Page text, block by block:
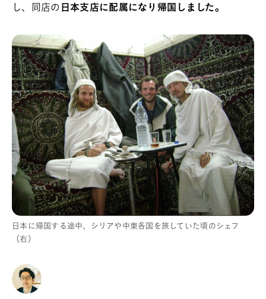
し、同店の 日本支店に配属になり帰国しました。
日本に帰国する途中、シリアや中東各国を旅していた頃のシェフ
（右）